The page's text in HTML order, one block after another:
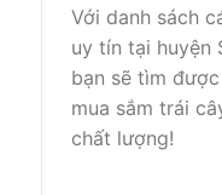
Với danh sách
uy tín tại huyện
bạn sẽ tìm
mua sắm trái
chất lượng!